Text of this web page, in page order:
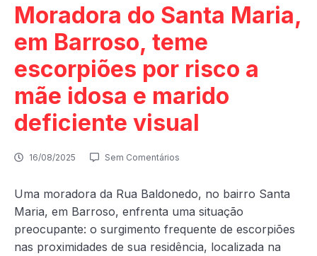
Moradora do Santa Maria,
em Barroso, teme
escorpiões por risco a
mãe idosa e marido
deficiente visual
16/08/2025 Sem Comentários
Uma moradora da Rua Baldonedo, no bairro Santa
Maria, em Barroso, enfrenta uma situação
preocupante: o surgimento frequente de escorpiões
nas proximidades de sua residência, localizada na